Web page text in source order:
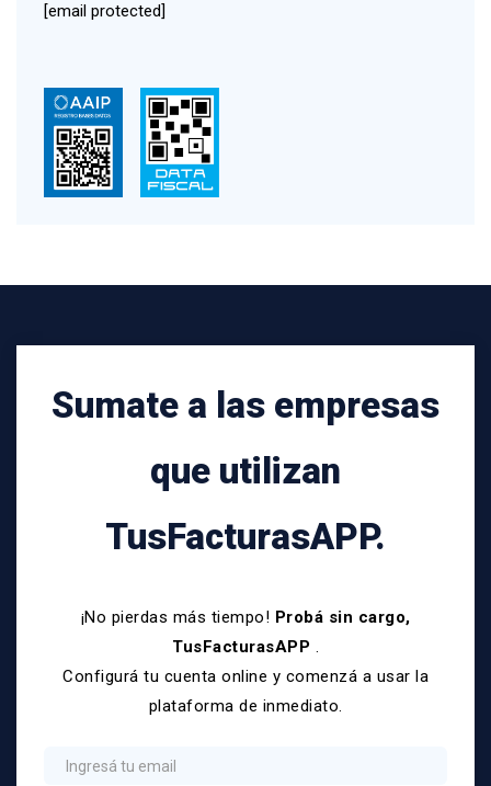
[email protected]
Sumate a las empresas
que utilizan
TusFacturasAPP.
¡No pierdas más tiempo! Probá sin cargo,
TusFacturasAPP .
Configurá tu cuenta online y comenzá a usar la
plataforma de inmediato.